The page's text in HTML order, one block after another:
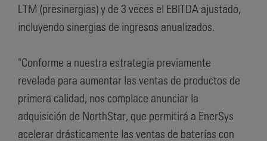
LTM (presinergias) y de 3 veces el EBITDA ajustado,
incluyendo sinergias de ingresos anualizados.
"Conforme a nuestra estrategia previamente
revelada para aumentar las ventas de productos de
primera calidad, nos complace anunciar la
adquisición de NorthStar, que permitirá a EnerSys
acelerar drásticamente las ventas de baterías con